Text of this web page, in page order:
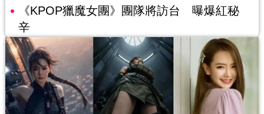
《KPOP獵魔女團》團隊將訪台 曝爆紅秘
辛